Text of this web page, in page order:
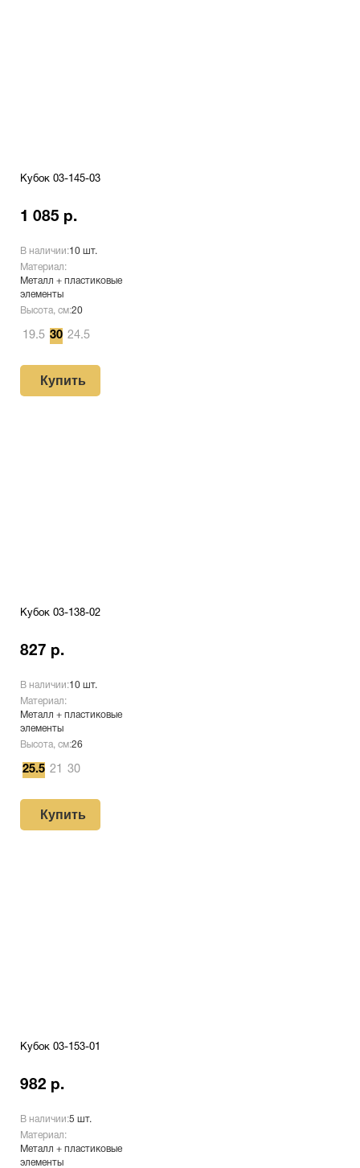
Кубок 03-145-03
1 085 р.
В наличии:10 шт.
Материал:
Металл + пластиковые
элементы
Высота, см:20
19.5 30 24.5
Купить
Кубок 03-138-02
827 р.
В наличии:10 шт.
Материал:
Металл + пластиковые
элементы
Высота, см:26
25.5 21 30
Купить
Кубок 03-153-01
982 р.
В наличии:5 шт.
Материал:
Металл + пластиковые
элементы